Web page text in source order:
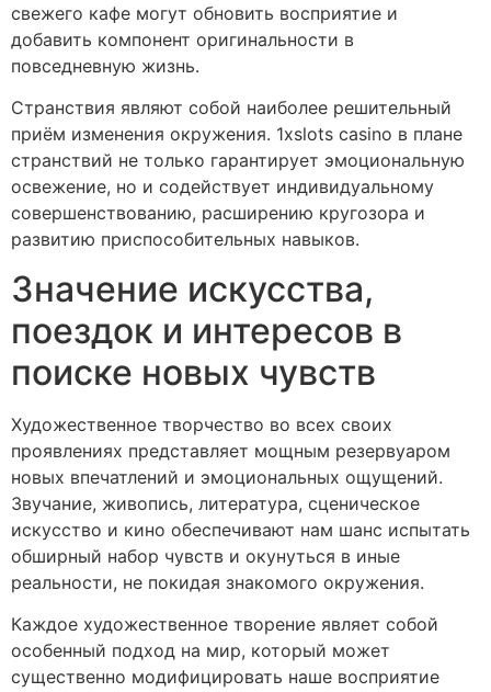
свежего кафе могут обновить восприятие и
добавить компонент оригинальности в
повседневную жизнь.
Странствия являют собой наиболее решительный
приём изменения окружения. 1xslots casino в плане
странствий не только гарантирует эмоциональную
освежение, но и содействует индивидуальному
совершенствованию, расширению кругозора и
развитию приспособительных навыков.
Значение искусства,
поездок и интересов в
поиске новых чувств
Художественное творчество во всех своих
проявлениях представляет мощным резервуаром
новых впечатлений и эмоциональных ощущений.
Звучание, живопись, литература, сценическое
искусство и кино обеспечивают нам шанс испытать
обширный набор чувств и окунуться в иные
реальности, не покидая знакомого окружения.
Каждое художественное творение являет собой
особенный подход на мир, который может
существенно модифицировать наше восприятие